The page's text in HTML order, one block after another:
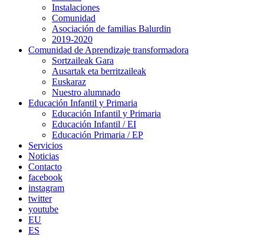
Instalaciones
Comunidad
Asociación de familias Balurdin
2019-2020
Comunidad de Aprendizaje transformadora
Sortzaileak Gara
Ausartak eta berritzaileak
Euskaraz
Nuestro alumnado
Educación Infantil y Primaria
Educación Infantil y Primaria
Educación Infantil / EI
Educación Primaria / EP
Servicios
Noticias
Contacto
facebook
instagram
twitter
youtube
EU
ES